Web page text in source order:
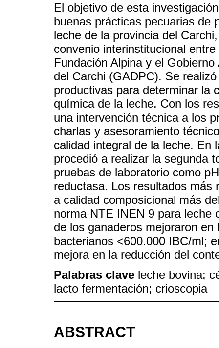
El objetivo de esta
buenas prácticas pecuarias de
leche de la provincia del
convenio interinstitucional
Fundación Alpina y el
del Carchi (GADPC). Se
productivas para determinar la
química de la leche. Con los
una intervención técnica a los
charlas y asesoramiento
calidad integral de la leche. En
procedió a realizar la segunda
pruebas de laboratorio como
reductasa. Los resultados más
a calidad composicional más
norma NTE INEN 9 para leche
de los ganaderos mejoraron
bacterianos <600.000 IBC/ml;
mejora en la reducción del
Palabras clave leche bovina;
lacto fermentación; crioscopia
ABSTRACT